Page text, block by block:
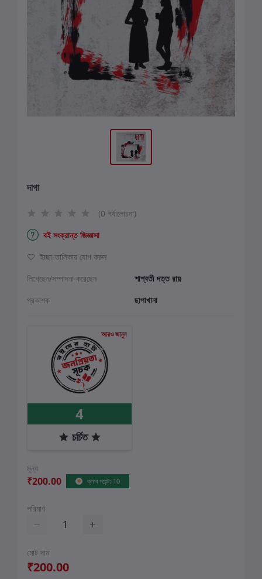
দাগা
(0 পর্যালোচনা)
বই সংক্রান্ত জিজ্ঞাসা
ইচ্ছা-তালিকায় যোগ করুন
লিখেছেন/সম্পাদনা করেছেন
শাশ্বতী দত্ত রায়
প্রকাশক
ছাপাখানা
আরও জানুন
4
চর্চিত
মূল্য
₹200.00 ক্লাব পয়েন্ট: 10
পরিমাণ
মোট দাম
₹200.00